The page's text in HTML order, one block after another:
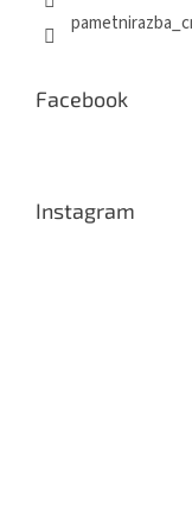
Facebook
Instagram